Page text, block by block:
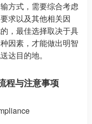
方式，需要综合考虑
求以及其他相关因
，最佳选择取决于具
因素，才能做出明智
达目的地。
程与注意事项